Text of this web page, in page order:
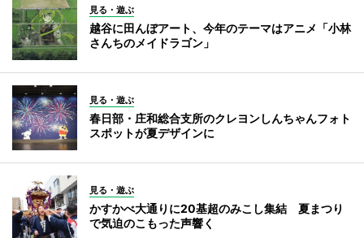
見る・遊ぶ
越谷に田んぼアート、今年のテーマはアニメ「小林
さんちのメイドラゴン」
見る・遊ぶ
春日部・庄和総合支所のクレヨンしんちゃんフォト
スポットが夏デザインに
見る・遊ぶ
かすかべ大通りに20基超のみこし集結 夏まつり
で気迫のこもった声響く